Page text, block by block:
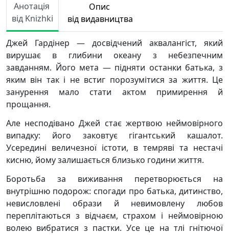
Анотація
від Knizhki
Опис
від видавництва
Джей Гардінер — досвідчений аквалангіст, який
вирушає в глибини океану з небезпечним
завданням. Його мета — підняти останки батька, з
яким він так і не встиг порозумітися за життя. Це
занурення мало стати актом примирення й
прощання.
Але несподівано Джей стає жертвою неймовірного
випадку: його заковтує гігантський кашалот.
Усередині величезної істоти, в темряві та нестачі
кисню, йому залишається близько години життя.
Боротьба за виживання перетворюється на
внутрішню подорож: спогади про батька, дитинство,
невисловлені образи й невимовлену любов
переплітаються з відчаєм, страхом і неймовірною
волею вибратися з пастки. Усе це на тлі гнітючої